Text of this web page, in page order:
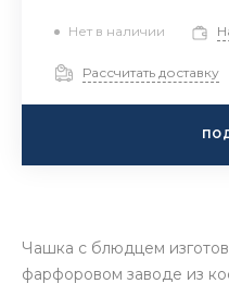
Нет в наличии
Рассчитать доставку
Чашка с блюдцем
фарфоровом заводе из